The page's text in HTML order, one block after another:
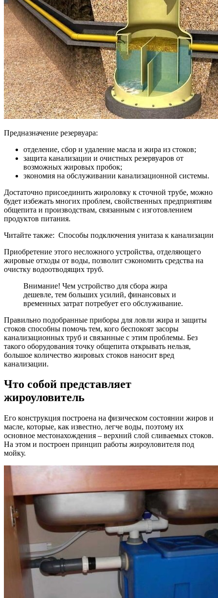
Предназначение резервуара:
отделение, сбор и удаление масла и жира из стоков;
защита канализации и очистных резервуаров от
возможных жировых пробок;
экономия на обслуживании канализационной системы.
Достаточно присоединить жироловку к сточной трубе, можно
будет избежать многих проблем, свойственных предприятиям
общепита и производствам, связанным с изготовлением
продуктов питания.
Читайте также: Способы подключения унитаза к канализации
Приобретение этого несложного устройства, отделяющего
жировые отходы от воды, позволит сэкономить средства на
очистку водоотводящих труб.
Внимание! Чем устройство для сбора жира
дешевле, тем больших усилий, финансовых и
временных затрат потребует его обслуживание.
Правильно подобранные приборы для ловли жира и защиты
стоков способны помочь тем, кого беспокоят засоры
канализационных труб и связанные с этим проблемы. Без
такого оборудования точку общепита открывать нельзя,
большое количество жировых стоков наносит вред
канализации.
Что собой представляет
жироуловитель
Его конструкция построена на физическом состоянии жиров и
масле, которые, как известно, легче воды, поэтому их
основное местонахождения – верхний слой сливаемых стоков.
На этом и построен принцип работы жироуловителя под
мойку.